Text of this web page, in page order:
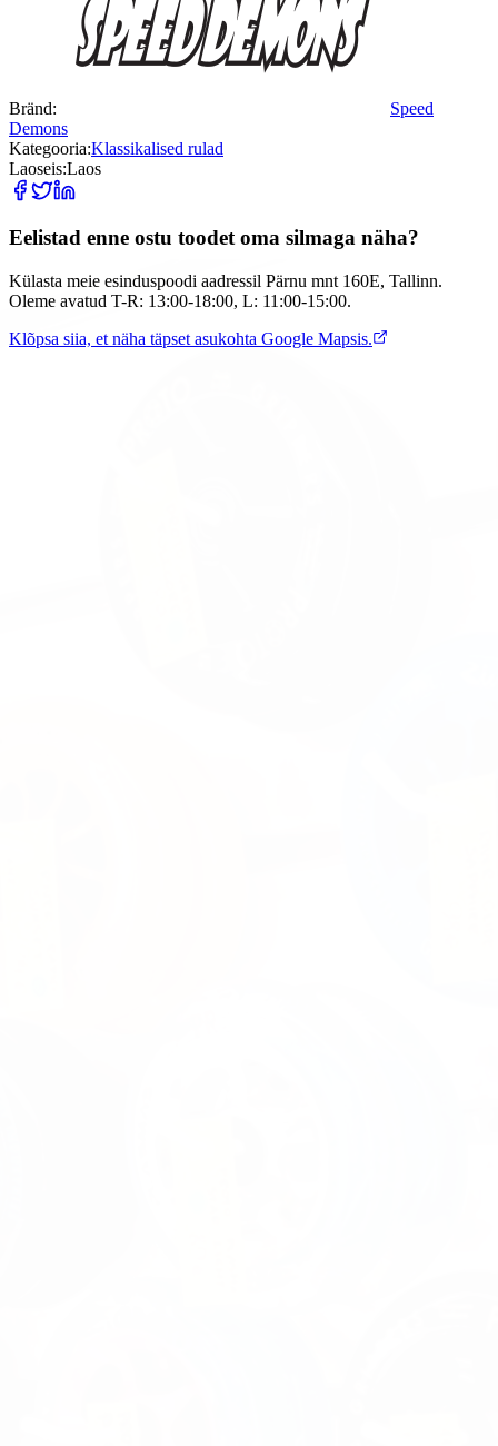
Bränd:
Speed
Demons
Kategooria:Klassikalised rulad
Laoseis:Laos
Eelistad enne ostu toodet oma silmaga näha?
Külasta meie esinduspoodi aadressil Pärnu mnt 160E, Tallinn.
Oleme avatud T-R: 13:00-18:00, L: 11:00-15:00.
Klõpsa siia, et näha täpset asukohta Google Mapsis.